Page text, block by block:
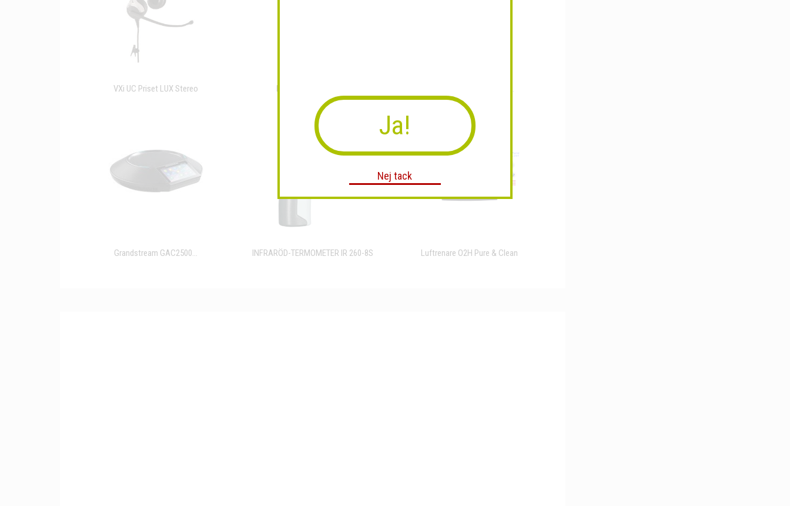
VXi UC Priset LUX Stereo Luftrenare O2H Ängel
Grandstream GAC2500... INFRARÖD-TERMOMETER IR 260-8S Luftrenare O2H Pure & Clean
Ja!
Nej tack